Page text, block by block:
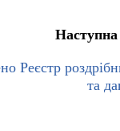
Наступна
Реєстр
та